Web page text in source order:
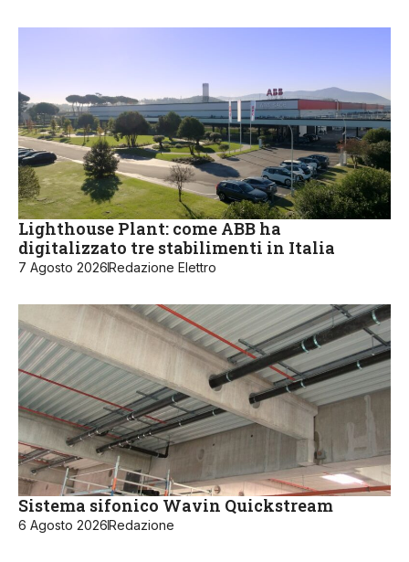
Lighthouse Plant: come ABB ha
digitalizzato tre stabilimenti in Italia
7 Agosto 2026Redazione Elettro
Sistema sifonico Wavin Quickstream
6 Agosto 2026Redazione